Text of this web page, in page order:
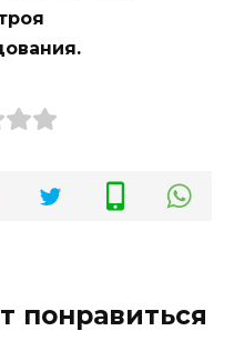
понравиться